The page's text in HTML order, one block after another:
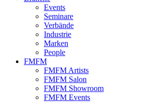
Events
Seminare
Verbände
Industrie
Marken
People
FMFM
FMFM Artists
FMFM Salon
FMFM Showroom
FMFM Events